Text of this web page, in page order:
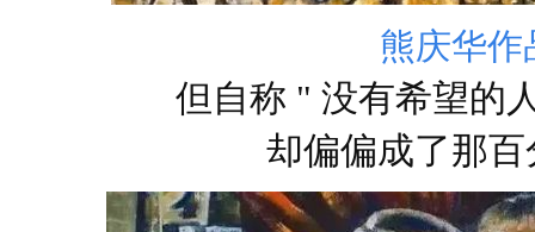
熊庆华作
但自称 " 没有希望的
却偏偏成了那